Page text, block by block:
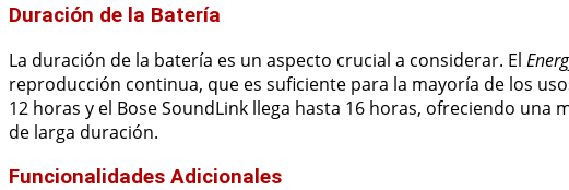
Duración de la Batería
La duración de la batería es un aspecto crucial a considerar. El
reproducción continua, que es suficiente para la mayoría de los
12 horas y el Bose SoundLink llega hasta 16 horas, ofreciendo
de larga duración.
Funcionalidades Adicionales